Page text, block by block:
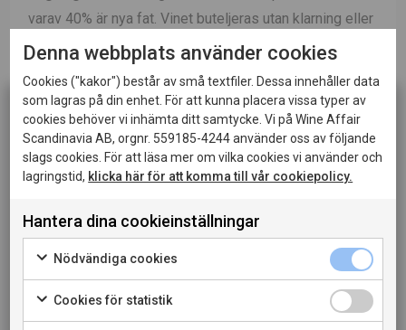
varav 40% är nya fat. Vinet buteljeras utan klarning eller
filtrering.
Passar tillServera till rött kött och hårdostar.
LADDA NER PRODUKTBLAD
LÄS MER OM PRODUCENTEN
TILL VINET PÅ SYSTEMBOLAGET
Denna webbplats använder cookies
Cookies ("kakor") består av små textfiler. Dessa innehåller data
som lagras på din enhet. För att kunna placera vissa typer av
cookies behöver vi inhämta ditt samtycke. Vi på Wine Affair
Scandinavia AB, orgnr. 559185-4244 använder oss av följande
slags cookies. För att läsa mer om vilka cookies vi använder och
lagringstid, klicka här för att komma till vår cookiepolicy.
Hantera dina cookieinställningar
Nödvändiga cookies
Cookies för statistik
Denna sida innehåller information om alkoholhaltiga
drycker och riktar sig till dig som fyllt 20 år.
När jag bekräftar att jag är 20 år eller äldre godkänner
jag också att webbplatsen använder cookies.